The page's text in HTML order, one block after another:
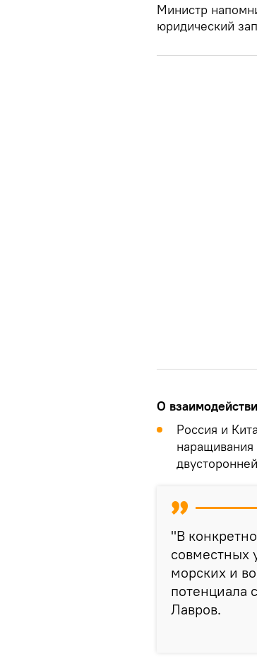
Министр
юридический
О
Россия и
наращивания
"В
совместных
морских и
потенциала
Лавров.